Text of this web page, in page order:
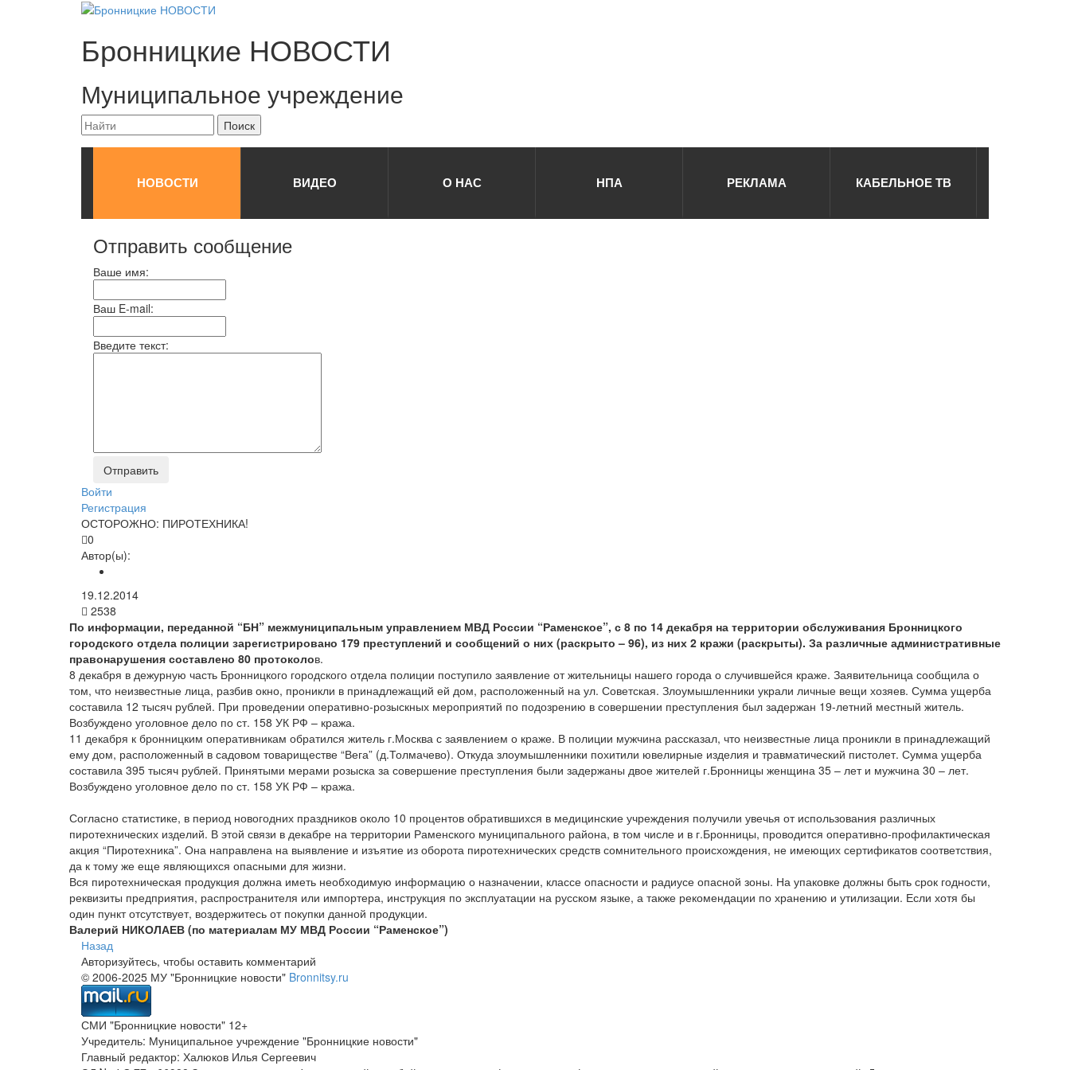
Бронницкие НОВОСТИ
Муниципальное учреждение
НОВОСТИ ВИДЕО О НАС НПА РЕКЛАМА КАБЕЛЬНОЕ ТВ
Отправить сообщение
Ваше имя:
Ваш E-mail:
Введите текст:
Войти
Регистрация
ОСТОРОЖНО: ПИРОТЕХНИКА!
0
Автор(ы):
19.12.2014
2538
По информации, переданной “БН” межмуниципальным управлением МВД России “Раменское”, с 8 по 14 декабря на территории обслуживания Бронницкого
городского отдела полиции зарегистрировано 179 преступлений и сообщений о них (раскрыто – 96), из них 2 кражи (раскрыты). За различные административные
правонарушения составлено 80 протоколов.
8 декабря в дежурную часть Бронницкого городского отдела полиции поступило заявление от жительницы нашего города о случившейся краже. Заявительница сообщила о
том, что неизвестные лица, разбив окно, проникли в принадлежащий ей дом, расположенный на ул. Советская. Злоумышленники украли личные вещи хозяев. Сумма ущерба
составила 12 тысяч рублей. При проведении оперативно-розыскных мероприятий по подозрению в совершении преступления был задержан 19-летний местный житель.
Возбуждено уголовное дело по ст. 158 УК РФ – кража.
11 декабря к бронницким оперативникам обратился житель г.Москва с заявлением о краже. В полиции мужчина рассказал, что неизвестные лица проникли в принадлежащий
ему дом, расположенный в садовом товариществе “Вега” (д.Толмачево). Откуда злоумышленники похитили ювелирные изделия и травматический пистолет. Сумма ущерба
составила 395 тысяч рублей. Принятыми мерами розыска за совершение преступления были задержаны двое жителей г.Бронницы женщина 35 – лет и мужчина 30 – лет.
Возбуждено уголовное дело по ст. 158 УК РФ – кража.
Согласно статистике, в период новогодних праздников около 10 процентов обратившихся в медицинские учреждения получили увечья от использования различных
пиротехнических изделий. В этой связи в декабре на территории Раменского муниципального района, в том числе и в г.Бронницы, проводится оперативно-профилактическая
акция “Пиротехника”. Она направлена на выявление и изъятие из оборота пиротехнических средств сомнительного происхождения, не имеющих сертификатов соответствия,
да к тому же еще являющихся опасными для жизни.
Вся пиротехническая продукция должна иметь необходимую информацию о назначении, классе опасности и радиусе опасной зоны. На упаковке должны быть срок годности,
реквизиты предприятия, распространителя или импортера, инструкция по эксплуатации на русском языке, а также рекомендации по хранению и утилизации. Если хотя бы
один пункт отсутствует, воздержитесь от покупки данной продукции.
Валерий НИКОЛАЕВ (по материалам МУ МВД России “Раменское”)
Назад
Авторизуйтесь, чтобы оставить комментарий
© 2006-2025 МУ "Бронницкие новости" Bronnitsy.ru
СМИ "Бронницкие новости" 12+
Учредитель: Муниципальное учреждение "Бронницкие новости"
Главный редактор: Халюков Илья Сергеевич